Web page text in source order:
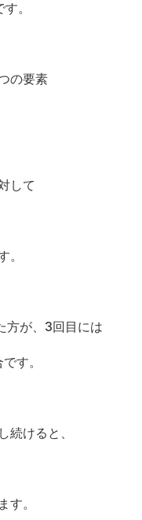
。
の要素
して
。
方が、3回目には
す。
続けると、
す。